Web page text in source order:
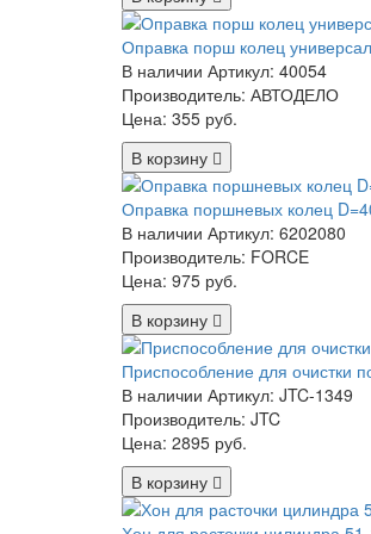
Оправка порш колец
В наличии Артикул: 40054
Производитель: АВТОДЕЛО
Цена: 355 руб.
В корзину
Оправка поршневых колец
В наличии Артикул: 6202080
Производитель: FORCE
Цена: 975 руб.
В корзину
Приспособление для очистки
В наличии Артикул: JTC-1349
Производитель: JTC
Цена: 2895 руб.
В корзину